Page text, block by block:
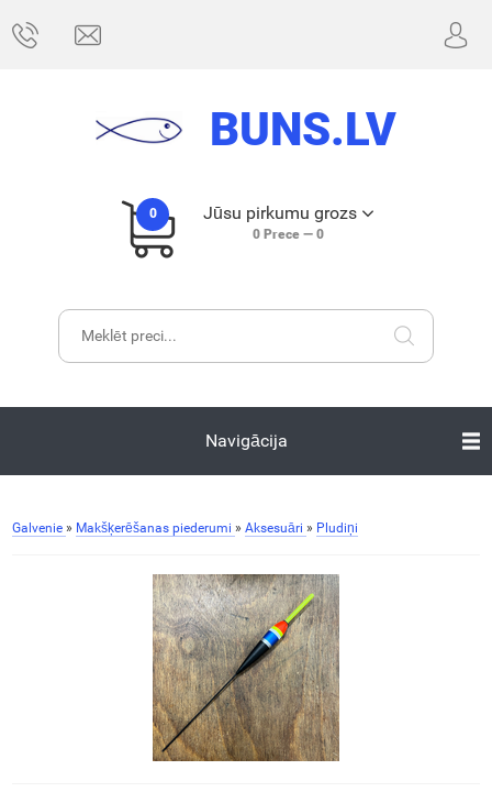
BUNS.LV
0 Jūsu pirkumu grozs
0Prece — 0
Navigācija
Galvenie » Makšķerēšanas piederumi » Aksesuāri » Pludiņi